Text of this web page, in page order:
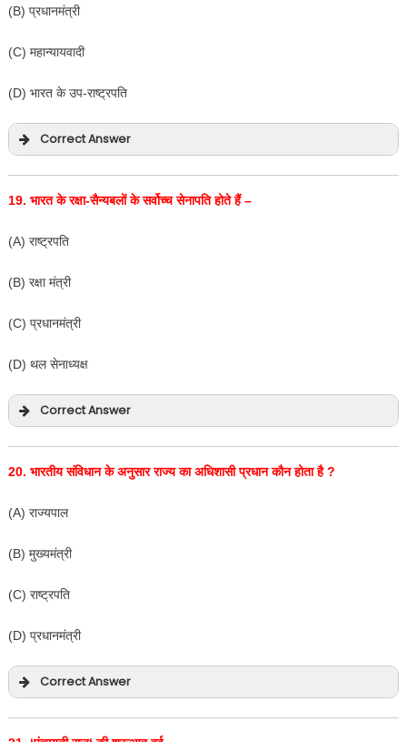
(B) प्रधानमंत्री
(C) महान्यायवादी
(D) भारत के उप-राष्ट्रपति
Correct Answer
19. भारत के रक्षा-सैन्यबलों के सर्वोच्च सेनापति होते हैं –
(A) राष्ट्रपति
(B) रक्षा मंत्री
(C) प्रधानमंत्री
(D) थल सेनाध्यक्ष
Correct Answer
20. भारतीय संविधान के अनुसार राज्य का अधिशासी प्रधान कौन होता है?
(A) राज्यपाल
(B) मुख्यमंत्री
(C) राष्ट्रपति
(D) प्रधानमंत्री
Correct Answer